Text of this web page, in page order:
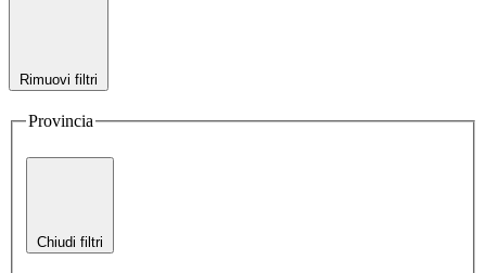
Rimuovi filtri
Provincia
Chiudi filtri